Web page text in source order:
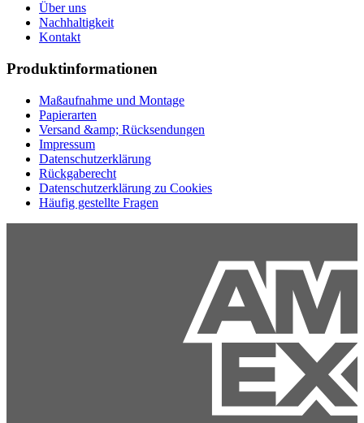
Über uns
Nachhaltigkeit
Kontakt
Produktinformationen
Maßaufnahme und Montage
Papierarten
Versand &amp; Rücksendungen
Impressum
Datenschutzerklärung
Rückgaberecht
Datenschutzerklärung zu Cookies
Häufig gestellte Fragen